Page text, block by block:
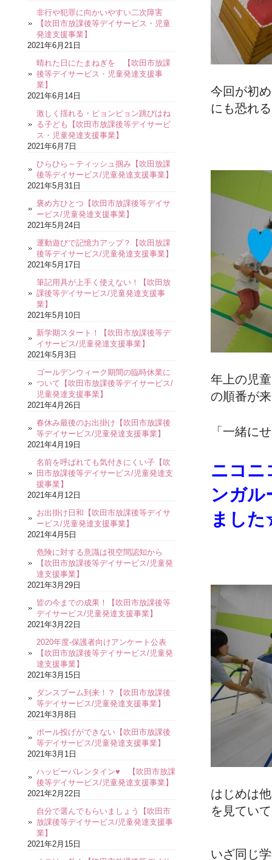
今回が初
にも恐れ
年上の児
の順番が
「一緒に
ニコニ
ンガル
まし
はじめは
を見てい
いざ同じ
非行や犯罪に向かいやすい二次障害
【吹田市放課後等デイサービス・児童
発達支援事業】
2021年6月21日
晴れた日にたまねぎを 【吹田市放課
後等デイサービス・児童発達支援事
業】
2021年6月14日
激しく揺れる・ピョンピョン跳びはね
る子ども【吹田市放課後等デイサービ
ス・児童発達支援事業】
2021年6月7日
ひらひら～ティッシュ掴み【吹田放課
後等デイサービス/児童発達支援事業】
2021年5月31日
褒め方ひとつ【吹田市放課後等デイサ
ービス/児童発達支援事業】
2021年5月24日
運動遊びで記憶力アップ？【吹田放課
後等デイサービス/児童発達支援事業】
2021年5月17日
筆記用具が上手く使えない！【吹田放
課後等デイサービス/児童発達支援事
業】
2021年5月10日
新学期スタート！【吹田市放課後等デ
イサービス/児童発達支援事業】
2021年5月3日
ゴールデンウィーク期間の臨時休業に
ついて【吹田市放課後等デイサービス/
児童発達支援事業】
2021年4月26日
春休み最後のお出掛け【吹田市放課後
等デイサービス/児童発達支援事業】
2021年4月19日
名前を呼ばれても気付きにくい子【吹
田市放課後等デイサービス/児童発達支
援事業】
2021年4月12日
お出掛け日和【吹田市放課後等デイサ
ービス/児童発達支援事業】
2021年4月5日
危険に対する意識は視空間認知から
【吹田市放課後等デイサービス/児童発
達支援事業】
2021年3月29日
皆の今までの成果！【吹田市放課後等
デイサービス/児童発達支援事業】
2021年3月22日
2020年度-保護者向けアンケート公表
【吹田市放課後等デイサービス/児童発
達支援事業】
2021年3月15日
ダンスブーム到来！？【吹田市放課後
等デイサービス/児童発達支援事業】
2021年3月8日
ボール投げができない【吹田市放課後
等デイサービス/児童発達支援事業】
2021年3月1日
ハッピーバレンタイン♥ 【吹田市放課
後等デイサービス/児童発達支援事業】
2021年2月22日
自分で選んでもらいましょう【吹田市
放課後等デイサービス/児童発達支援事
業】
2021年2月15日